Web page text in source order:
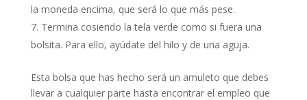
la moneda encima, que será lo que más pese.
Termina cosiendo la tela verde como si fuera una
bolsita. Para ello, ayúdate del hilo y de una aguja.
Esta bolsa que has hecho será un amuleto que debes
llevar a cualquier parte hasta encontrar el empleo que